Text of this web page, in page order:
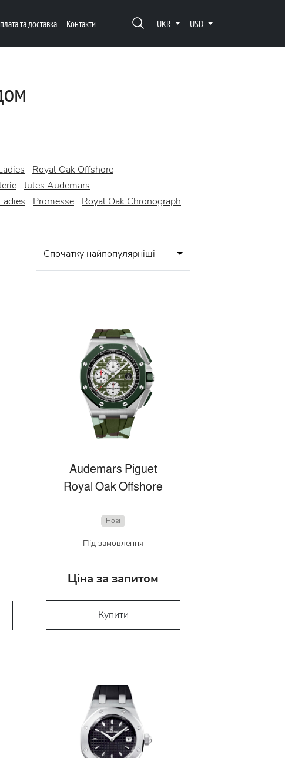
та доставка Контакти UKR USD
Royal Oak Offshore
Jules Audemars
Promesse Royal Oak Chronograph
Спочатку найпопулярніші
Audemars Piguet
Royal Oak Offshore
Нові
Під замовлення
Ціна за запитом
Купити